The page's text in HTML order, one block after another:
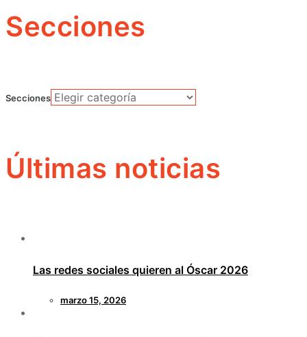
Secciones
Secciones
Últimas noticias
Las redes sociales quieren al Óscar 2026
marzo 15, 2026